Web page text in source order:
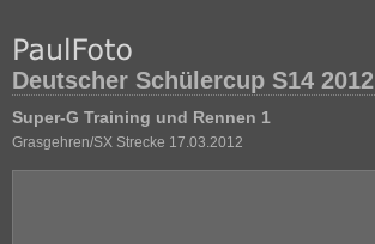
Deutscher Schülercup S14 2012
Super-G Training und Rennen 1
Grasgehren/SX Strecke 17.03.2012